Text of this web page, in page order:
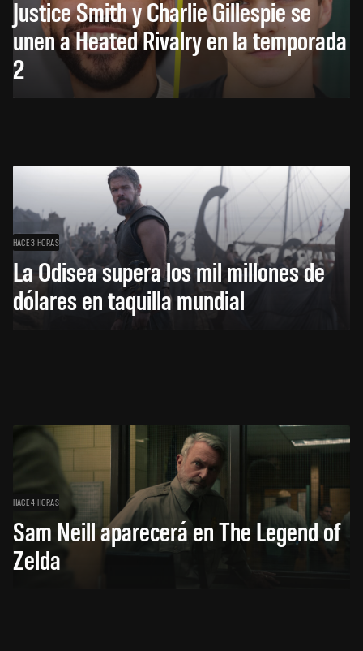
Justice Smith y Charlie Gillespie se
unen a Heated Rivalry en la temporada
2
HACE 3 HORAS
La Odisea supera los mil millones de
dólares en taquilla mundial
HACE 4 HORAS
Sam Neill aparecerá en The Legend of
Zelda